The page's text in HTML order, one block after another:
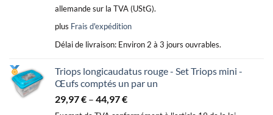
allemande sur la TVA (UStG).
plus Frais d'expédition
Délai de livraison: Environ 2 à 3 jours ouvrables.
Triops longicaudatus rouge - Set Triops mini -
Œufs comptés un par un
29,97€ – 44,97€